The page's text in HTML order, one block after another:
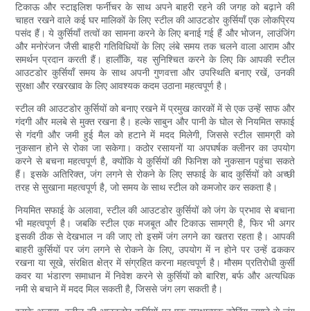
टिकाऊ और स्टाइलिश फर्नीचर के साथ अपने बाहरी रहने की जगह को बढ़ाने की
चाहत रखने वाले कई घर मालिकों के लिए स्टील की आउटडोर कुर्सियाँ एक लोकप्रिय
पसंद हैं। ये कुर्सियाँ तत्वों का सामना करने के लिए बनाई गई हैं और भोजन, लाउंजिंग
और मनोरंजन जैसी बाहरी गतिविधियों के लिए लंबे समय तक चलने वाला आराम और
समर्थन प्रदान करती हैं। हालाँकि, यह सुनिश्चित करने के लिए कि आपकी स्टील
आउटडोर कुर्सियाँ समय के साथ अपनी गुणवत्ता और उपस्थिति बनाए रखें, उनकी
सुरक्षा और रखरखाव के लिए आवश्यक कदम उठाना महत्वपूर्ण है।
स्टील की आउटडोर कुर्सियों को बनाए रखने में प्रमुख कारकों में से एक उन्हें साफ और
गंदगी और मलबे से मुक्त रखना है। हल्के साबुन और पानी के घोल से नियमित सफाई
से गंदगी और जमी हुई मैल को हटाने में मदद मिलेगी, जिससे स्टील सामग्री को
नुकसान होने से रोका जा सकेगा। कठोर रसायनों या अपघर्षक क्लीनर का उपयोग
करने से बचना महत्वपूर्ण है, क्योंकि ये कुर्सियों की फिनिश को नुकसान पहुंचा सकते
हैं। इसके अतिरिक्त, जंग लगने से रोकने के लिए सफाई के बाद कुर्सियों को अच्छी
तरह से सुखाना महत्वपूर्ण है, जो समय के साथ स्टील को कमजोर कर सकता है।
नियमित सफाई के अलावा, स्टील की आउटडोर कुर्सियों को जंग के प्रभाव से बचाना
भी महत्वपूर्ण है। जबकि स्टील एक मजबूत और टिकाऊ सामग्री है, फिर भी अगर
इसकी ठीक से देखभाल न की जाए तो इसमें जंग लगने का खतरा रहता है। आपकी
बाहरी कुर्सियों पर जंग लगने से रोकने के लिए, उपयोग में न होने पर उन्हें ढककर
रखना या सूखे, संरक्षित क्षेत्र में संग्रहित करना महत्वपूर्ण है। मौसम प्रतिरोधी कुर्सी
कवर या भंडारण समाधान में निवेश करने से कुर्सियों को बारिश, बर्फ और अत्यधिक
नमी से बचाने में मदद मिल सकती है, जिससे जंग लग सकती है।